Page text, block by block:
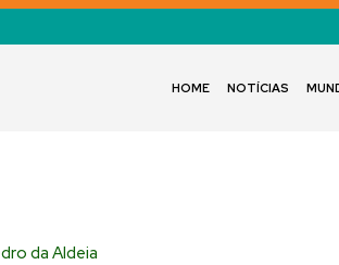
HOME NOTÍCIAS
da Aldeia